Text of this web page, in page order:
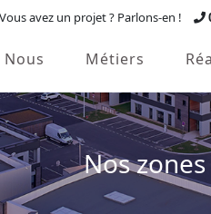
Vous avez un projet ? Parlons-en !
Nous Métiers
Nos